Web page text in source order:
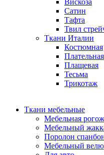
Вискоза
Сатин
Тафта
Твил
Ткани Италии
Костюмная
Плательная
Плащевая
Тесьма
Трикотаж
Ткани мебельные
Мебельная
Мебельный
Поролон
Мебельный